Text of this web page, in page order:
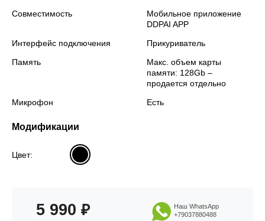
Совместимость
Мобильное приложение
DDPAI APP
Интерфейс подключения
Прикуриватель
Память
Макс. объем карты
памяти: 128Gb –
продается отдельно
Микрофон
Есть
Модификации
Цвет:
5 990 ₽
Наш WhatsApp
+79037880488